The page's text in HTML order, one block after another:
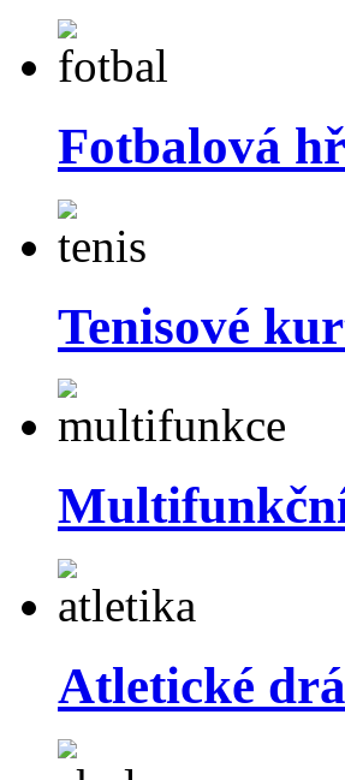
Fotbalová
Tenisové
Atletické